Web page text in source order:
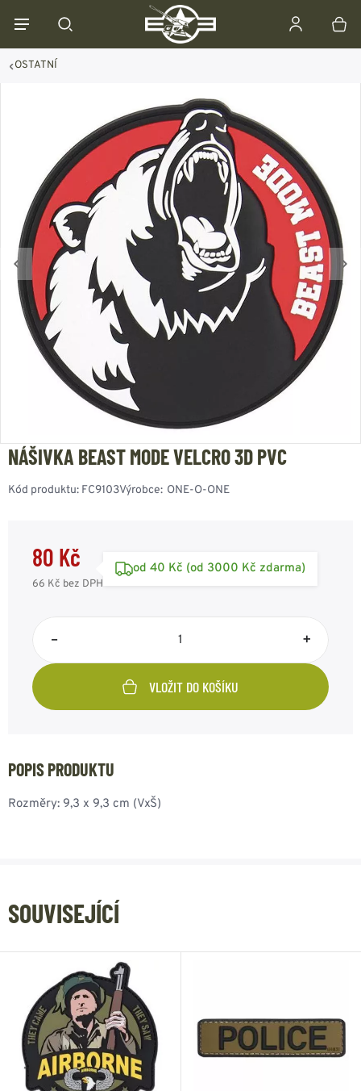
OSTATNÍ
NÁŠIVKA BEAST MODE VELCRO 3D PVC
Kód produktu: FC9103Výrobce: ONE-O-ONE
80 Kč
66 Kč bez DPH
od 40 Kč (od 3000 Kč zdarma)
– +
VLOŽIT DO KOŠÍKU
POPIS PRODUKTU
Rozměry: 9,3 x 9,3 cm (VxŠ)
SOUVISEJÍCÍ